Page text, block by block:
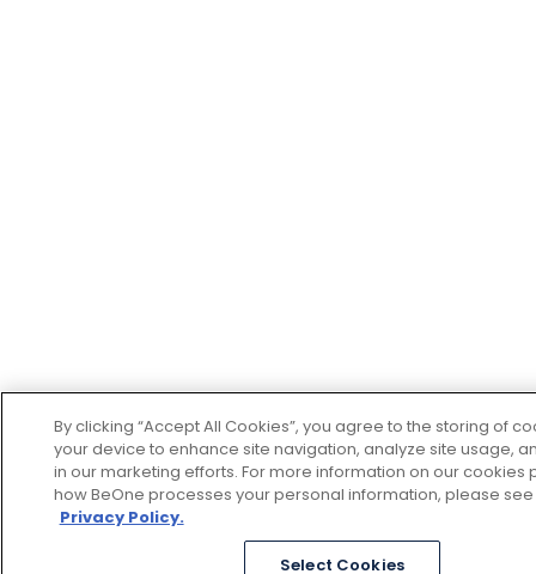
By clicking “Accept All Cookies”, you agree to the storing of
your device to enhance site navigation, analyze site usage,
in our marketing efforts. For more information on our cookies
how BeOne processes your personal information, please
Privacy Policy.
Select Cookies